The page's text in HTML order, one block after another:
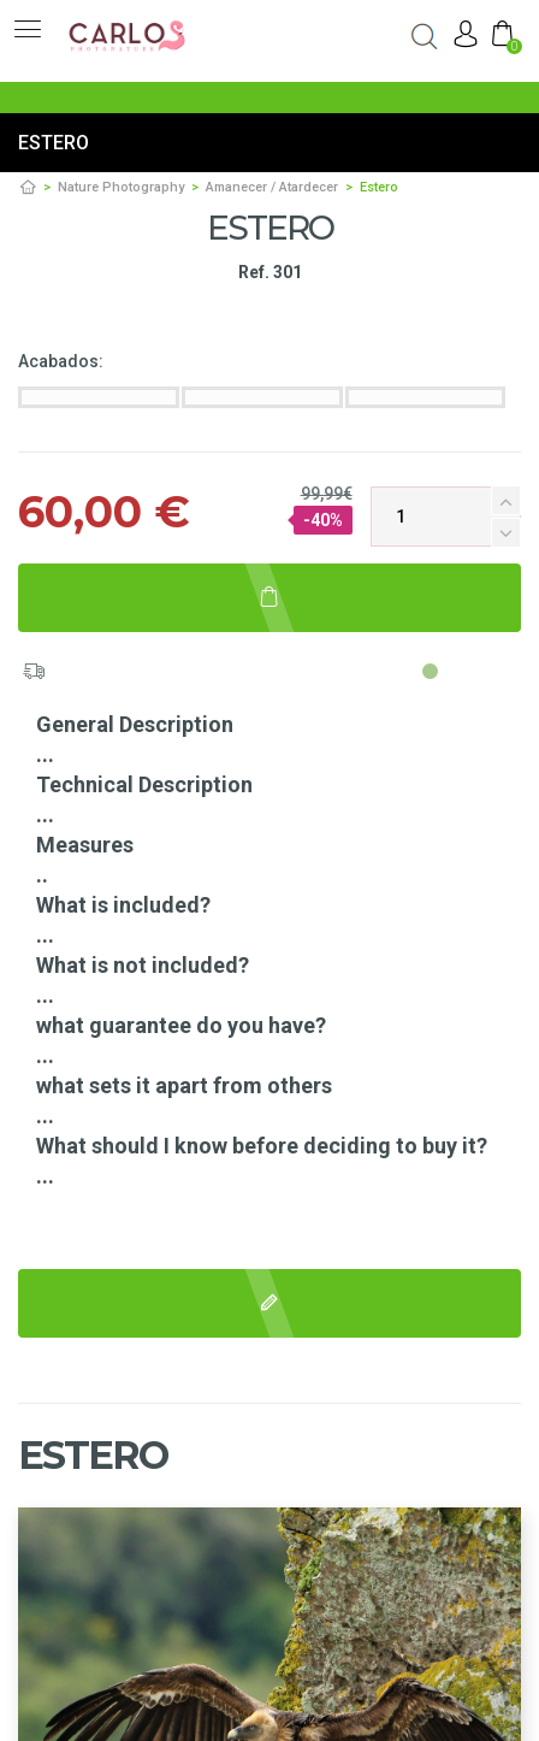
0
ESTERO
Nature Photography Amanecer / Atardecer Estero
ESTERO
Ref. 301
Acabados:
60,00 €
99,99€
-40%
General Description
...
Technical Description
...
Measures
..
What is included?
...
What is not included?
...
what guarantee do you have?
...
what sets it apart from others
...
What should I know before deciding to buy it?
...
ESTERO